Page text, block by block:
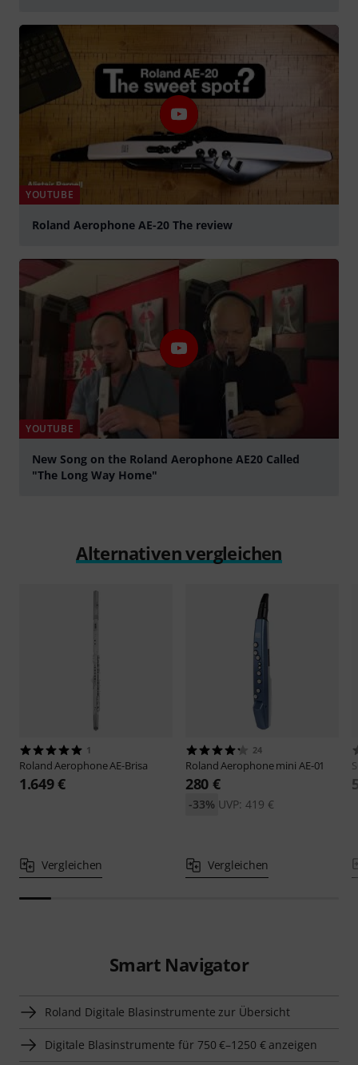
YOUTUBE
Roland Aerophone AE-20 The review
YOUTUBE
New Song on the Roland Aerophone AE20 Called
"The Long Way Home"
Alternativen vergleichen
1
RolandAerophone AE-Brisa
1.649 €
Vergleichen
24
RolandAerophone mini AE-01
280 €
UVP: 419 €
-33%
Vergleichen
Smart Navigator
Roland Digitale Blasinstrumente zur Übersicht
Digitale Blasinstrumente für 750 €–1250 € anzeigen